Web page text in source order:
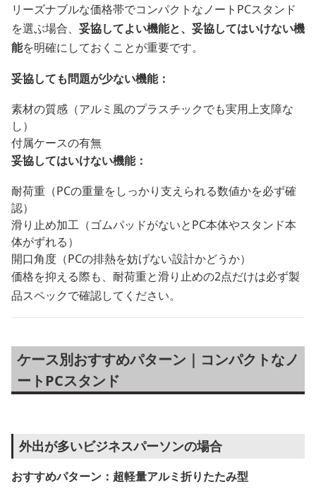
リーズナブルな価格帯でコンパクトなノートPCスタンド
を選ぶ場合、 妥協してよい機能と、妥協してはいけない機
能を明確にしておくことが重要です。
妥協しても問題が少ない機能：
素材の質感（アルミ風のプラスチックでも実用上支障な
し）
付属ケースの有無
妥協してはいけない機能：
耐荷重（PCの重量をしっかり支えられる数値かを必ず確
認）
滑り止め加工（ゴムパッドがないとPC本体やスタンド本
体がずれる）
開口角度（PCの排熱を妨げない設計かどうか）
価格を抑える際も、耐荷重と滑り止めの2点だけは必ず製
品スペックで確認してください。
ケース別おすすめパターン｜コンパクトなノ
ートPCスタンド
外出が多いビジネスパーソンの場合
おすすめパターン：超軽量アルミ折りたたみ型